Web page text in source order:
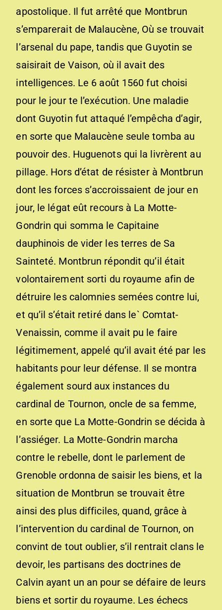
apostolique. Il fut arrêté que Montbrun
s’emparerait de Malaucène, Où se trouvait
l’arsenal du pape, tandis que Guyotin se
saisirait de Vaison, où il avait des
intelligences. Le 6 août 1560 fut choisi
pour le jour te l’exécution. Une maladie
dont Guyotin fut attaqué l’empêcha d’agir,
en sorte que Malaucène seule tomba au
pouvoir des. Huguenots qui la livrèrent au
pillage. Hors d’état de résister à Montbrun
dont les forces s’accroissaient de jour en
jour, le légat eût recours à La Motte-
Gondrin qui somma le Capitaine
dauphinois de vider les terres de Sa
Sainteté. Montbrun répondit qu’il était
volontairement sorti du royaume afin de
détruire les calomnies semées contre lui,
et qu’il s’était retiré dans le` Comtat-
Venaissin, comme il avait pu le faire
légitimement, appelé qu’il avait été par les
habitants pour leur défense. Il se montra
également sourd aux instances du
cardinal de Tournon, oncle de sa femme,
en sorte que La Motte-Gondrin se décida à
l’assiéger. La Motte-Gondrin marcha
contre le rebelle, dont le parlement de
Grenoble ordonna de saisir les biens, et la
situation de Montbrun se trouvait être
ainsi des plus difficiles, quand, grâce à
l’intervention du cardinal de Tournon, on
convint de tout oublier, s’il rentrait clans le
devoir, les partisans des doctrines de
Calvin ayant un an pour se défaire de leurs
biens et sortir du royaume. Les échecs